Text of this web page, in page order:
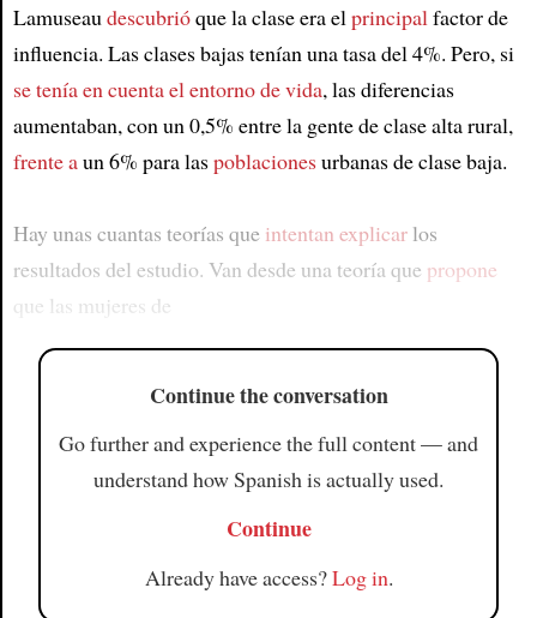
Lamuseau descubrióque la clase era el principal factor de
influencia. Las clases bajas tenían una tasa del 4%. Pero, si
se tenía en cuentael entorno de vida, las diferencias
aumentaban, con un 0,5% entre la gente de clase alta rural,
frente aun 6% para laspoblacionesurbanas de clase baja.
Hay unas cuantas teorías que intentan explicarlos
resultados del estudio. Van desde una teoría que propone
que las mujeres de
Continue the conversation
Go further and experience the full content — and
understand how Spanish is actually used.
Continue
Already have access?Log in.